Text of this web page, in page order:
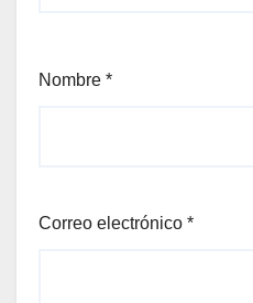
Nombre *
Correo electrónico *